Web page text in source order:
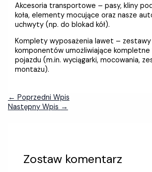
Akcesoria transportowe – pasy, kliny
koła, elementy mocujące oraz nasze
uchwyty (np. do blokad kół).
Komplety wyposażenia lawet – zestawy
komponentów umożliwiające kompletne
pojazdu (m.in. wyciągarki, mocowania,
montażu).
← Poprzedni Wpis
Następny Wpis →
Zostaw komentarz